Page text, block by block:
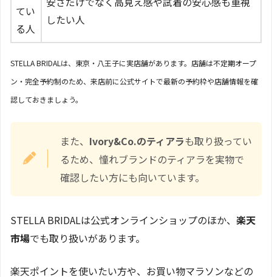
てい
る人
したい人
STELLA BRIDALは、東京・八王子に実店舗があります。店舗は不定期オープ
ン・完全予約制のため、来店前に公式サイトで最新の予約枠や店舗情報を確
認しておきましょう。
また、 Ivory&Co.のティアラも取り扱ってい
るため、憧れブランドのティアラを実物で
確認したい方にも向いています。
STELLA BRIDALは公式オンラインショップのほか、 楽天
市場でも取り扱いがあります。
楽天ポイントを使いたい方や、お買い物マラソンなどの